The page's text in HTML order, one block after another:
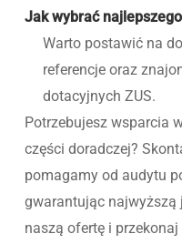
Jak wybrać
Warto postawić na
referencje oraz
dotacyjnych ZUS.
Potrzebujesz wsparcia
części doradczej?
pomagamy od audytu
gwarantując najwyższą
naszą ofertę i